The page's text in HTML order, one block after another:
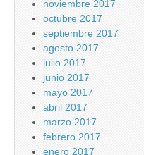
noviembre 2017
octubre 2017
septiembre 2017
agosto 2017
julio 2017
junio 2017
mayo 2017
abril 2017
marzo 2017
febrero 2017
enero 2017